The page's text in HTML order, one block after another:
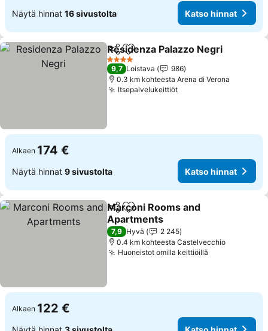
Näytä hinnat 16 sivustolta Katso hinnat
Jaa Lisää suosikkeihin
Residenza Palazzo Negri
4 Tähtiluokitus
9,7 Loistava
986
0.3 km kohteesta Arena di Verona
Itsepalvelukeittiöt
Alkaen 174 €
Näytä hinnat 9 sivustolta Katso hinnat
Jaa Lisää suosikkeihin
Marconi Rooms and
Apartments
7,9 Hyvä
2 245
0.4 km kohteesta Castelvecchio
Huoneistot omilla keittiöillä
Alkaen 122 €